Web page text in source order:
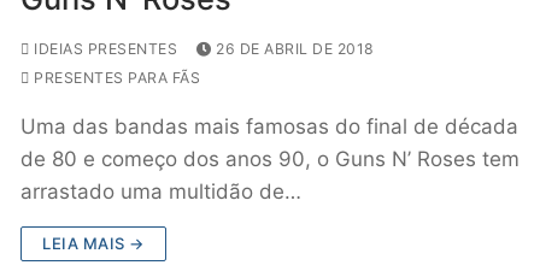
IDEIAS PRESENTES
26 DE ABRIL DE 2018
PRESENTES PARA FÃS
Uma das bandas mais famosas do final de década
de 80 e começo dos anos 90, o Guns N’ Roses tem
arrastado uma multidão de…
LEIA MAIS →